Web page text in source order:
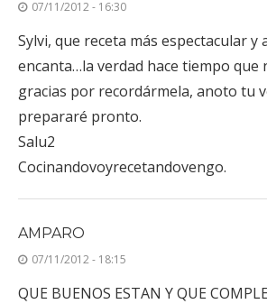
07/11/2012 - 16:30
Sylvi, que receta más espectacular y
encanta…la verdad hace tiempo
gracias por recordármela, anoto tu
prepararé pronto.
Salu2
Cocinandovoyrecetandovengo.
AMPARO
07/11/2012 - 18:15
QUE BUENOS ESTAN Y QUE